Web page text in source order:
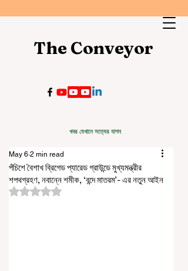
The Conveyor
খবর যেখানে সত্যের যাপন
পঁচিশে বৈশাখ ব্রিগেড প্যারেড গ্রাউন্ডে মুখ্যমন্ত্রীর
শপথগ্রহণ, নবান্নে শমীক, ‘বন্দে মাতরম’- এর নতুন আইন
May 6 2 min read
Rated NaN out of 5 stars.